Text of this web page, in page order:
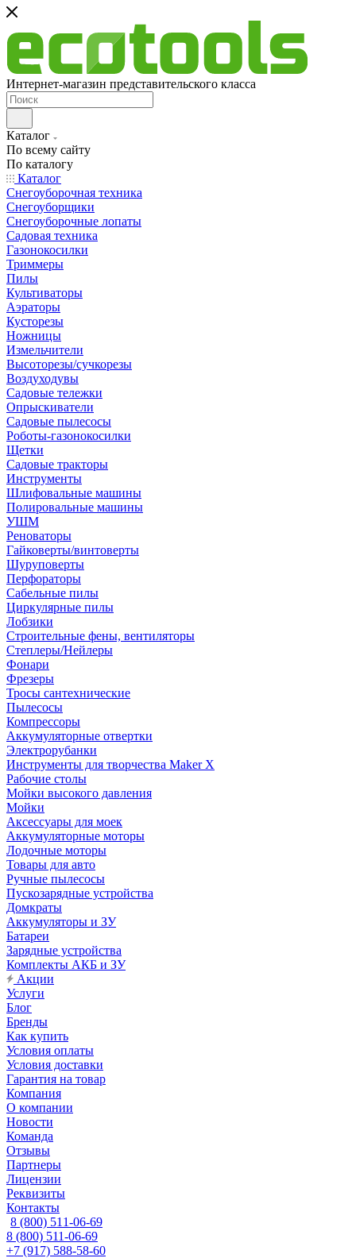
Интернет-магазин представительского класса
Каталог
По всему сайту
По каталогу
Каталог
Снегоуборочная техника
Снегоуборщики
Снегоуборочные лопаты
Садовая техника
Газонокосилки
Триммеры
Пилы
Культиваторы
Аэраторы
Кусторезы
Ножницы
Измельчители
Высоторезы/сучкорезы
Воздуходувы
Садовые тележки
Опрыскиватели
Садовые пылесосы
Роботы-газонокосилки
Щетки
Садовые тракторы
Инструменты
Шлифовальные машины
Полировальные машины
УШМ
Реноваторы
Гайковерты/винтоверты
Шуруповерты
Перфораторы
Сабельные пилы
Циркулярные пилы
Лобзики
Строительные фены, вентиляторы
Степлеры/Нейлеры
Фонари
Фрезеры
Тросы сантехнические
Пылесосы
Компрессоры
Аккумуляторные отвертки
Электрорубанки
Инструменты для творчества Maker X
Рабочие столы
Мойки высокого давления
Мойки
Аксессуары для моек
Аккумуляторные моторы
Лодочные моторы
Товары для авто
Ручные пылесосы
Пускозарядные устройства
Домкраты
Аккумуляторы и ЗУ
Батареи
Зарядные устройства
Комплекты АКБ и ЗУ
Акции
Услуги
Блог
Бренды
Как купить
Условия оплаты
Условия доставки
Гарантия на товар
Компания
О компании
Новости
Команда
Отзывы
Партнеры
Лицензии
Реквизиты
Контакты
8 (800) 511-06-69
8 (800) 511-06-69
+7 (917) 588-58-60